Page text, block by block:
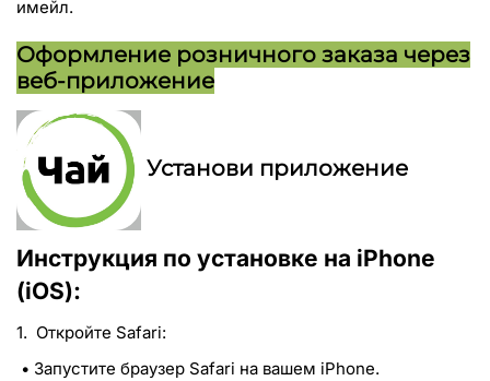
имейл.
Оформление розничного заказа через
веб-приложение
Установи приложение
Инструкция по установке на iPhone
(iOS):
1. Откройте Safari:
• Запустите браузер Safari на вашем iPhone.